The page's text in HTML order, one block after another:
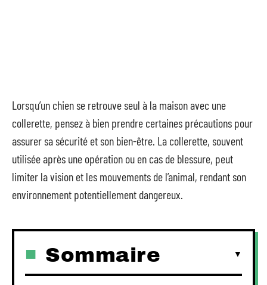
Lorsqu’un chien se retrouve seul à la maison avec une
collerette, pensez à bien prendre certaines précautions pour
assurer sa sécurité et son bien-être. La collerette, souvent
utilisée après une opération ou en cas de blessure, peut
limiter la vision et les mouvements de l’animal, rendant son
environnement potentiellement dangereux.
Sommaire